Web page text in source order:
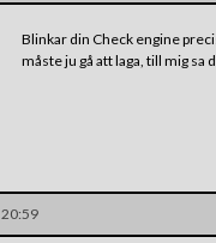
Blinkar din Check engine
måste ju gå att laga, till mig sa